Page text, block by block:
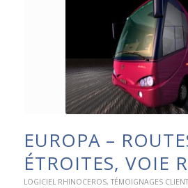
EUROPA –
ÉTROITES, VOIE
LOGICIEL RHINOCEROS, TÉMOIGNAGES